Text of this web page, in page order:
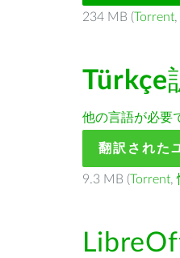
234 MB (Torrent,
Türkçe
他の言語が必要
翻訳された
9.3 MB (Torrent,